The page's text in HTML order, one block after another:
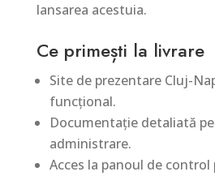
lansarea acestuia.
Ce primești la livrare
Site de prezentare Cluj-
funcțional.
Documentație detaliată
administrare.
Acces la panoul de control